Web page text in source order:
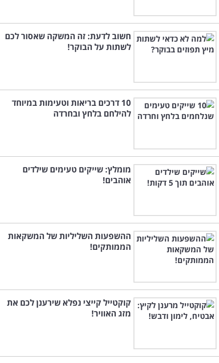
חשוב לדעת: זה המשקה שאסור לכם
לשתות על הבוקר!
10 דרכים בריאות וטעימות במיוחד
להילחם בלחץ ובחרדה
מומלץ: שייקים טעימים שילדים
אוהבים!
ההשפעות השליליות של המשקאות
הממותקים!
קוקטייל קייצי נפלא שירענן לכם את
מזג האוויר!